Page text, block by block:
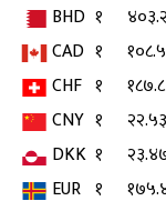
BHD १
CAD १
CHF १
CNY १ २२.५३
DKK १
EUR १